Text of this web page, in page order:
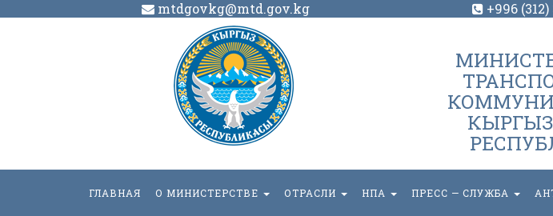
mtdgovkg@mtd.gov.kg +996 (312)
ГЛАВНАЯ О МИНИСТЕРСТВЕ ОТРАСЛИ НПА ПРЕСС — СЛУЖБА